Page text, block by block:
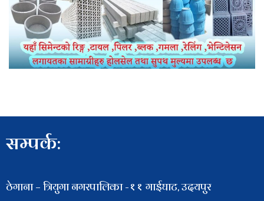
सम्पर्क:
ठेगाना – त्रियुगा नगरपालिका -११ गाईघाट, उदयपुर